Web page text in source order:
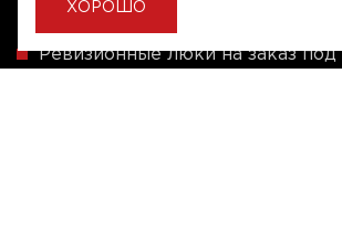
(присоска)
Ревизионные люки на заказ под
ХОРОШО